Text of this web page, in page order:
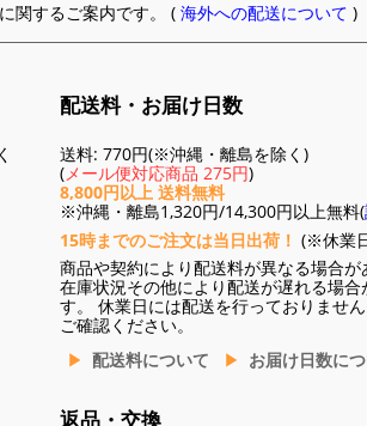
関するご案内です。 (海外への配送について )
配送料・お届け日数
送料: 770円(※沖縄・離島を除く)
(メール便対応商品 275円)
8,800円以上 送料無料
※沖縄・離島1,320円/14,300円以上無料(
15時までのご注文は当日出荷！ (※休業
商品や契約により配送料が異なる場合が
在庫状況その他により配送が遅れる場合
す。 休業日には配送を行っておりません
ご確認ください。
配送料について
お届け日数に
返品・交換